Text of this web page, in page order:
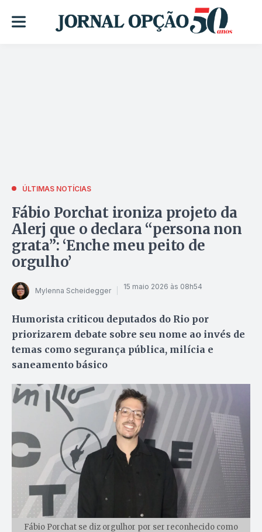
ÚLTIMAS NOTÍCIAS
Fábio Porchat ironiza projeto da
Alerj que o declara “persona non
grata”: ‘Enche meu peito de
orgulho’
Mylenna Scheidegger 15 maio 2026 às 08h54
Humorista criticou deputados do Rio por
priorizarem debate sobre seu nome ao invés de
temas como segurança pública, milícia e
saneamento básico
Fábio Porchat se diz orgulhor por ser reconhecido como